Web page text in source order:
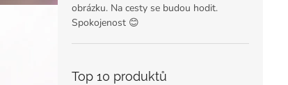
obrázku. Na cesty se budou hodit.
Spokojenost 😊
Top 10 produktů